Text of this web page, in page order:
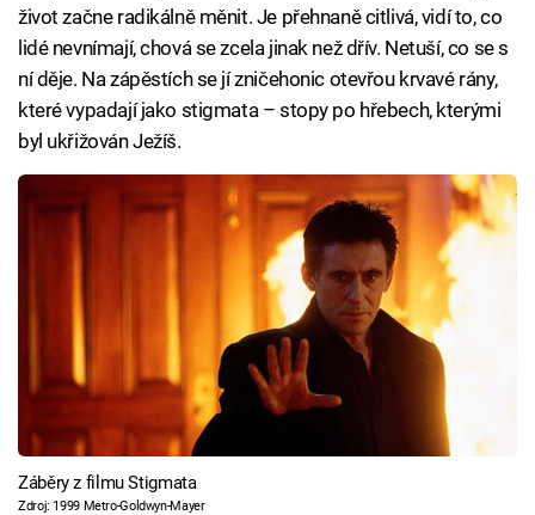
život začne radikálně měnit. Je přehnaně citlivá, vidí to, co
lidé nevnímají, chová se zcela jinak než dřív. Netuší, co se s
ní děje. Na zápěstích se jí zničehonic otevřou krvavé rány,
které vypadají jako stigmata – stopy po hřebech, kterými
byl ukřižován Ježíš.
Záběry z filmu Stigmata
Zdroj: 1999 Metro-Goldwyn-Mayer